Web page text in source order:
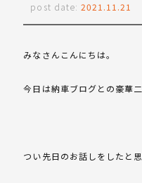
post date: 2021.11.21
みなさんこんにちは。
今日は納車ブログとの豪華
つい先日のお話しをしたと思